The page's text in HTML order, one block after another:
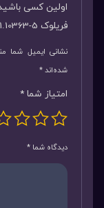
اولین کسی
فریلوک FL.1.10363-5”
نشانی ایمیل شما
شده‌اند*
امتیاز شما *
دیدگاه شما *